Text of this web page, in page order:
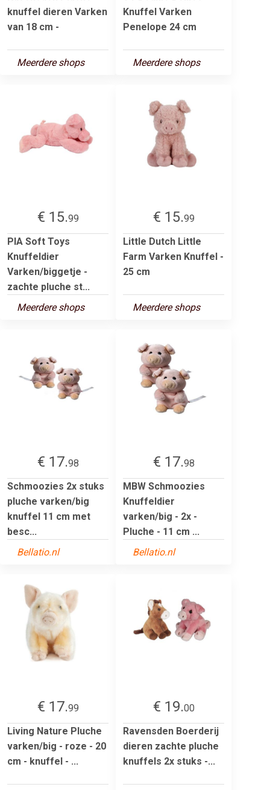
knuffel dieren Varken
van 18 cm -
Meerdere shops
Knuffel Varken
Penelope 24 cm
Meerdere shops
€ 15.99
PIA Soft Toys
Knuffeldier
Varken/biggetje -
zachte pluche st...
Meerdere shops
€ 15.99
Little Dutch Little
Farm Varken Knuffel -
25 cm
Meerdere shops
€ 17.98
Schmoozies 2x stuks
pluche varken/big
knuffel 11 cm met
besc...
Bellatio.nl
€ 17.98
MBW Schmoozies
Knuffeldier
varken/big - 2x -
Pluche - 11 cm ...
Bellatio.nl
€ 17.99
Living Nature Pluche
varken/big - roze - 20
cm - knuffel - ...
€ 19.00
Ravensden Boerderij
dieren zachte pluche
knuffels 2x stuks -...